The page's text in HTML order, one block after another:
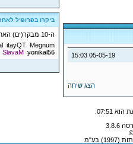
05-05-19
15:03
הצג שיחה
ביקרו בפרופיל
ה-10 מבקר(ים) האחרונ(ים) לדף זה היו:
itayQT Megnum
SlavaM yonikal56
07:51
בע"מ